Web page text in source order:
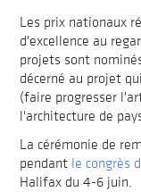
Les prix nationaux
d'excellence au
projets sont
décerné au projet
(faire progresser
l'architecture de
La cérémonie de
pendant le congrès
Halifax du 4-6 juin.